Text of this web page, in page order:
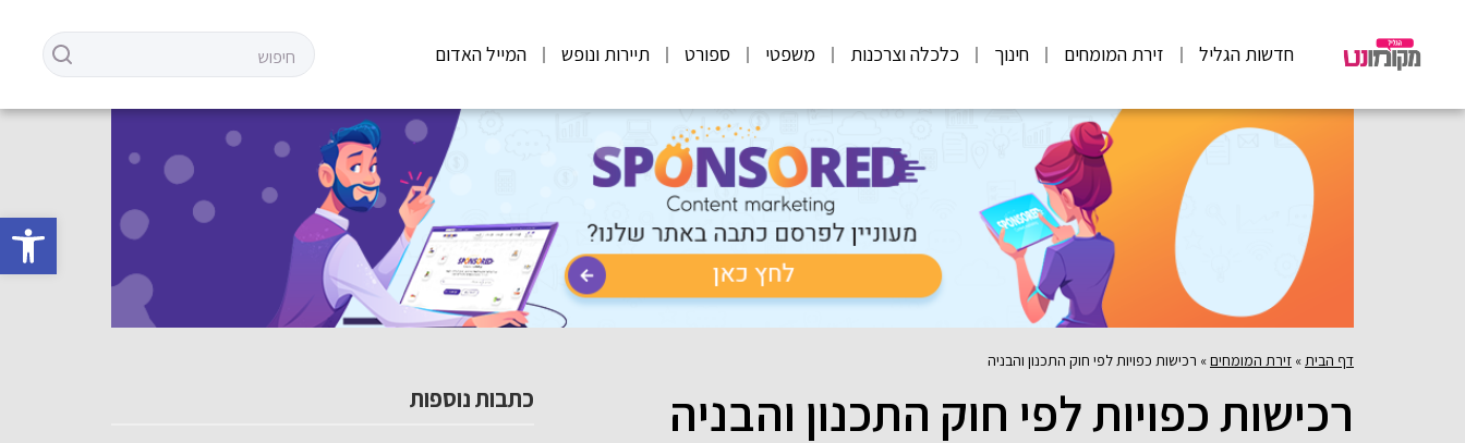
פתח
חדשות הגליל זירת המומחים חינוך כלכלה וצרכנות משפטי ספורט תיירות ונופש המייל האדום
דף הבית » זירת המומחים» רכישות כפויות לפי חוק התכנון והבניה
רכישות כפויות לפי חוק התכנון והבניה כתבות נוספות